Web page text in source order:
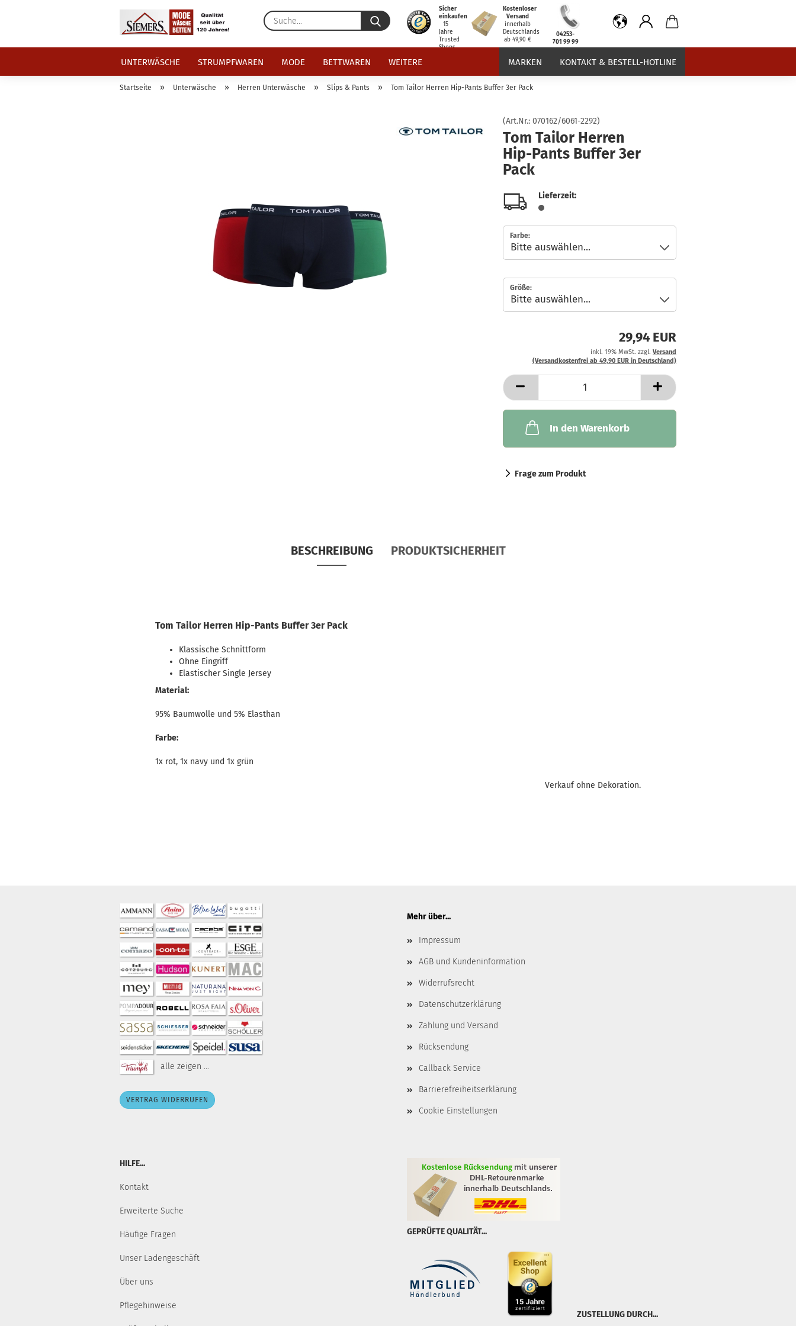
Suche...
Sicher
einkaufen
15
Jahre
Trusted
Shops
Kostenloser
Versand
innerhalb
Deutschlands
ab 49,90 €
04253-
701 99 99
UNTERWÄSCHE STRUMPFWAREN MODE BETTWAREN MARKEN KONTAKT & BESTELL-HOTLINE
WEITERE
Startseite » Unterwäsche » Herren Unterwäsche » Slips & Pants » Tom Tailor Herren Hip-Pants Buffer 3er Pack
(Art.Nr.: 070162/6061-2292)
Tom Tailor Herren
Hip-Pants Buffer 3er
Pack
Lieferzeit:
Farbe:
Größe:
29,94 EUR
inkl. 19% MwSt. zzgl. Versand
(Versandkostenfrei ab 49,90 EUR in Deutschland)
In den Warenkorb
Frage zum Produkt
BESCHREIBUNG PRODUKTSICHERHEIT
Tom Tailor Herren Hip-Pants Buffer 3er Pack
Klassische Schnittform
Ohne Eingriff
Elastischer Single Jersey
Material:
95% Baumwolle und 5% Elasthan
Farbe:
1x rot, 1x navy und 1x grün
Verkauf ohne Dekoration.
alle zeigen ...
VERTRAG WIDERRUFEN
Mehr über...
Impressum
AGB und Kundeninformation
Widerrufsrecht
Datenschutzerklärung
Zahlung und Versand
Rücksendung
Callback Service
Barrierefreiheitserklärung
Cookie Einstellungen
HILFE...
Kontakt
Erweiterte Suche
Häufige Fragen
Unser Ladengeschäft
Über uns
Pflegehinweise
GEPRÜFTE QUALITÄT...
ZUSTELLUNG DURCH...